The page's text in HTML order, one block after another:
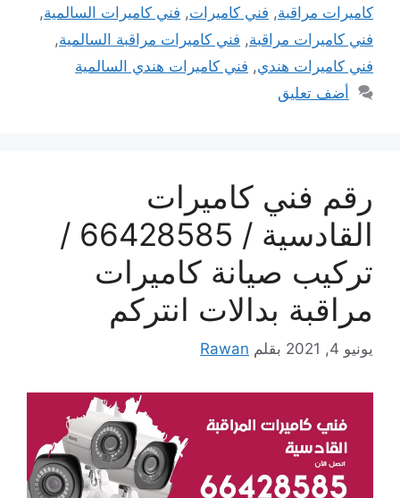
كاميرات مراقبة, فني كاميرات, فني كاميرات السالمية,
فني كاميرات مراقبة, فني كاميرات مراقبة السالمية,
فني كاميرات هندي, فني كاميرات هندي السالمية
أضف تعليق
رقم فني كاميرات
القادسية / 66428585 /
تركيب صيانة كاميرات
مراقبة بدالات انتركم
يونيو 4, 2021 بقلم Rawan